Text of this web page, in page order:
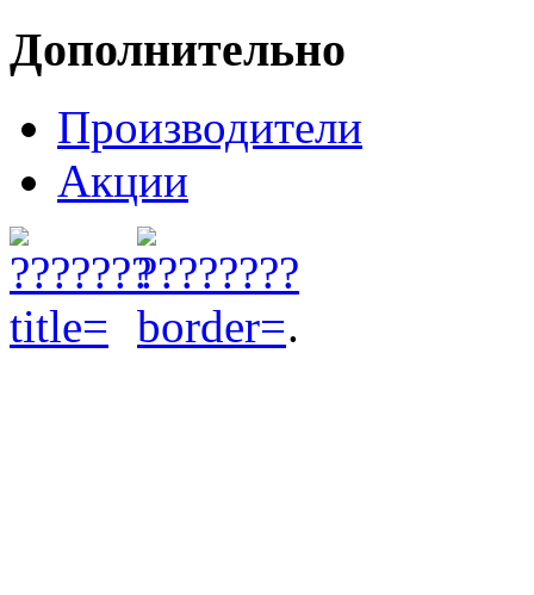
Дополнительно
Производители
Акции
.